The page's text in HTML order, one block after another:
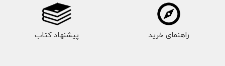
راهنمای خرید پیشنهاد کتاب